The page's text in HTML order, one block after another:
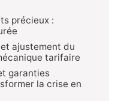
précieux :
ajustement du
tarifaire
garanties
la crise en